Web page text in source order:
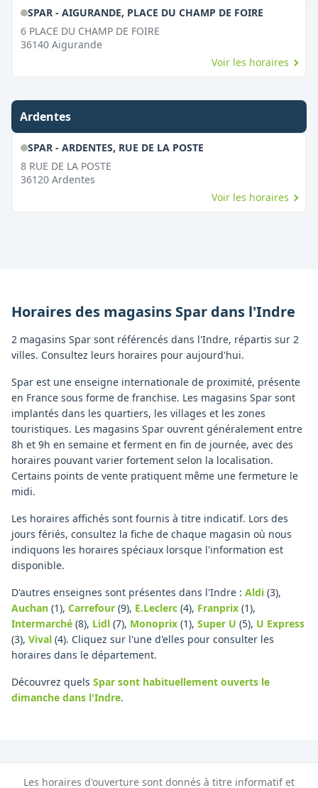
SPAR - AIGURANDE, PLACE DU CHAMP DE FOIRE
6 PLACE DU CHAMP DE FOIRE
36140 Aigurande
Voir les horaires
Ardentes
SPAR - ARDENTES, RUE DE LA POSTE
8 RUE DE LA POSTE
36120 Ardentes
Voir les horaires
Horaires des magasins Spar dans l'Indre
2 magasins Spar sont référencés dans l'Indre, répartis sur 2
villes. Consultez leurs horaires pour aujourd'hui.
Spar est une enseigne internationale de proximité, présente
en France sous forme de franchise. Les magasins Spar sont
implantés dans les quartiers, les villages et les zones
touristiques. Les magasins Spar ouvrent généralement entre
8h et 9h en semaine et ferment en fin de journée, avec des
horaires pouvant varier fortement selon la localisation.
Certains points de vente pratiquent même une fermeture le
midi.
Les horaires affichés sont fournis à titre indicatif. Lors des
jours fériés, consultez la fiche de chaque magasin où nous
indiquons les horaires spéciaux lorsque l'information est
disponible.
D'autres enseignes sont présentes dans l'Indre : Aldi (3),
Auchan (1), Carrefour (9), E.Leclerc (4), Franprix (1),
Intermarché (8), Lidl (7), Monoprix (1), Super U (5), U Express
(3), Vival (4). Cliquez sur l'une d'elles pour consulter les
horaires dans le département.
Découvrez quels Spar sont habituellement ouverts le
dimanche dans l'Indre.
Les horaires d'ouverture sont donnés à titre informatif et